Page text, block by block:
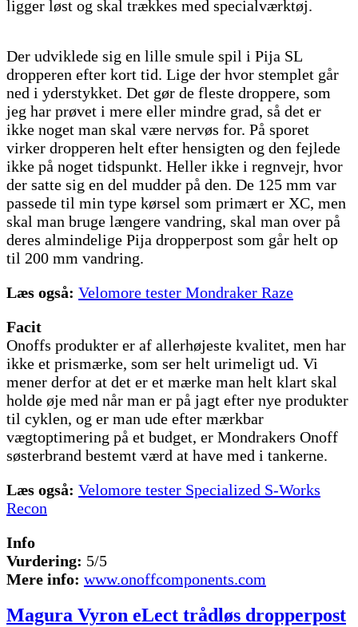
ligger løst og skal trækkes med specialværktøj.
Der udviklede sig en lille smule spil i Pija SL
dropperen efter kort tid. Lige der hvor stemplet går
ned i yderstykket. Det gør de fleste droppere, som
jeg har prøvet i mere eller mindre grad, så det er
ikke noget man skal være nervøs for. På sporet
virker dropperen helt efter hensigten og den fejlede
ikke på noget tidspunkt. Heller ikke i regnvejr, hvor
der satte sig en del mudder på den. De 125 mm var
passede til min type kørsel som primært er XC, men
skal man bruge længere vandring, skal man over på
deres almindelige Pija dropperpost som går helt op
til 200 mm vandring.
Læs også: Velomore tester Mondraker Raze
Facit
Onoffs produkter er af allerhøjeste kvalitet, men har
ikke et prismærke, som ser helt urimeligt ud. Vi
mener derfor at det er et mærke man helt klart skal
holde øje med når man er på jagt efter nye produkter
til cyklen, og er man ude efter mærkbar
vægtoptimering på et budget, er Mondrakers Onoff
søsterbrand bestemt værd at have med i tankerne.
Læs også: Velomore tester Specialized S-Works
Recon
Info
Vurdering: 5/5
Mere info: www.onoffcomponents.com
Magura Vyron eLect trådløs dropperpost